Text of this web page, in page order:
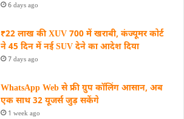
6 days ago
₹22 लाख की XUV 700 में खराबी, कंज्यूमर कोर्ट
ने 45 दिन में नई SUV देने का आदेश दिया
7 days ago
WhatsApp Web से फ्री ग्रुप कॉलिंग आसान, अब
एक साथ 32 यूजर्स जुड़ सकेंगे
1 week ago